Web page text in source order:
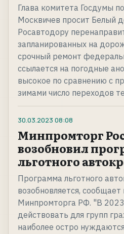
Глава комитета Госдумы
Москвичев просит Белый
Росавтодору
запланированных на
срочный ремонт
ссылается на погодные
высокое по сравнению с
зимами число переходов
30.03.2023 08:08
Минпромторг
возобновил
льготного
Программа льготного
возобновляется,
Минпромторга РФ. "В
действовать для групп
наиболее остро